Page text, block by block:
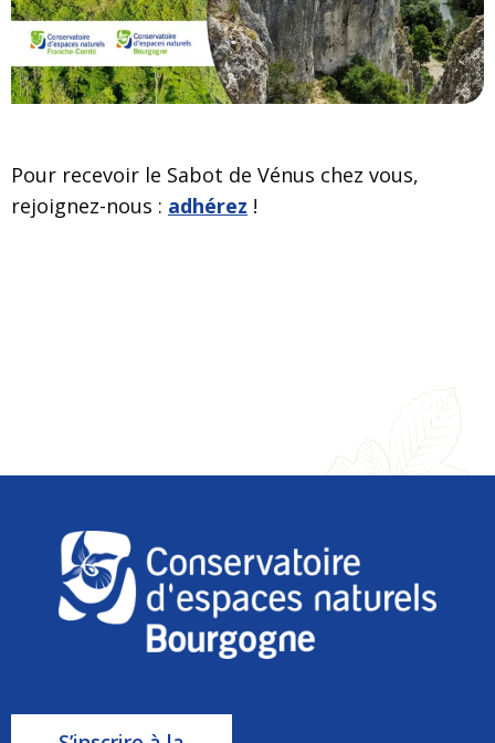
Pour recevoir le Sabot de Vénus chez vous,
rejoignez-nous : adhérez !